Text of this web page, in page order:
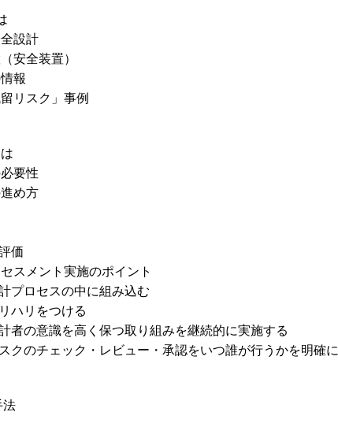
設計
全装置）
報
リスク」事例
要性
め方
価
スメント実施のポイント
ロセスの中に組み込む
リをつける
の意識を高く保つ取り組みを継続的に実施する
のチェック・レビュー・承認をいつ誰が行うかを明確に
法